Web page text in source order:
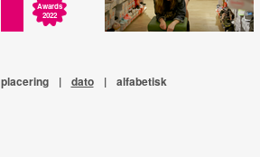
Awards
2022
placering | dato | alfabetisk